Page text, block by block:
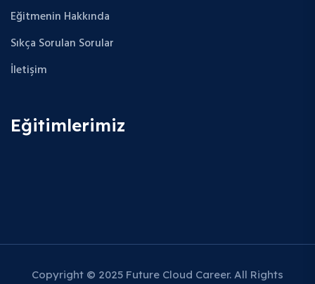
Eğitmenin Hakkında
Sıkça Sorulan Sorular
İletişim
Eğitimlerimiz
Copyright © 2025 Future Cloud Career. All Rights